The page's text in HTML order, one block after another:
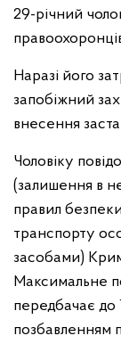
29-річний
Наразі його
запобіжний
внесення
Чоловіку
(залишення в
правил
транспорту
засобами)
Максимальне
передбачає до
позбавленням